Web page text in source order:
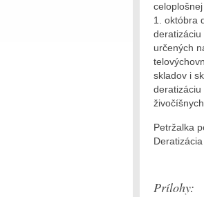
1. októbra
deratizáciu
určených
skladov i
Petržalka
Prílohy: